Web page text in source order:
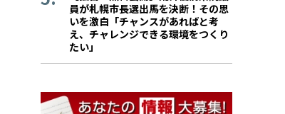
員が札幌市長選出馬を決断！その思
いを激白「チャンスがあればと考
え、チャレンジできる環境をつくり
たい」